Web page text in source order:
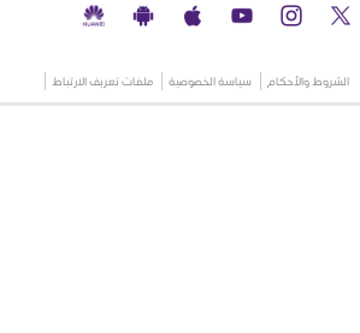
الشروط والأحكام سياسة الخصوصية ملفات تعريف الارتباط